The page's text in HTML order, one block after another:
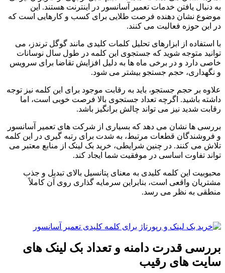
به دنبال یافتن خدمات تعمیر آسانسور در اینترنت هستند. این
موضوع نشان دهنده فرصت طلایی برای کسب و کارهایی است که
در این حوزه فعالیت می کنند.
با استفاده از ابزارهای تحلیل کلمات کلیدی مانند گوگل ترندز، می
توانید متوجه شوید که جستجوی این کلمه در طول سال نوسانات
خاصی دارد و در برخی ماه ها به دلیل افزایش تقاضا برای سرویس
و نگهداری، حجم جستجو بیشتر می شود.
علاوه بر حجم جستجو، باید به رقابت موجود برای این کلمه نیز توجه
داشته باشید. اگرچه تعداد جستجوی بالا فرصت خوبی است، اما
رقابت شدید نیز می تواند چالش برانگیز باشد.
بررسی ها نشان می دهد که بسیاری از شرکت های تعمیر آسانسور
و فروشندگان قطعات مرتبط، به شدت برای رتبه گیری در این کلمه
تلاش می کنند. در چنین شرایطی، خرید بک لینک از منابع معتبر می
تواند تفاوت اساسی در موفقیت شما ایجاد کند.
محبوبیت این کلمه کلیدی به معنای پتانسیل بالای تبدیل و جذب
مشتریان واقعی است، بنابراین سرمایه گذاری روی آن کاملاً
منطقی به نظر می رسد.
بررسی قدرت دامنه و تعداد بک لینک های
سایت های رقیب